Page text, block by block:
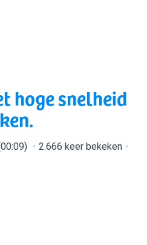
hoge snelheid
2.666 keer bekeken